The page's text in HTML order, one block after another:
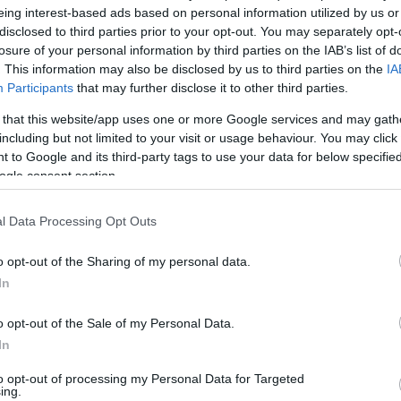
interest-based ads based on personal information utilized by us
to third parties prior to your opt-out. You may separately
of your personal information by third parties on the IAB’s list of
This information may also be disclosed by us to third parties on the
Participants that may further disclose it to other third parties.
that this website/app uses one or more Google services and may
but not limited to your visit or usage behaviour. You may
to Google and its third-party tags to use your data for below
consent section.
Data Processing Opt Outs
opt-out of the Sharing of my personal data.
opt-out of the Sale of my Personal Data.
opt-out of processing my Personal Data for Targeted
a Microsoft a gyerekeidet?
13:00
szolgáltatásával felügyelheted gyermeke(i)d PC-n
egészül majd ki.
korábban tudtam volna"
tipp
hibák, amelyeket sokan elkövetnek. Megmutatjuk,
is igazi PowerPoint guru.
Skype-tippek
át. Megmutatjuk, hogyan érdemes használni a Microsoft
járó Skype-perceket.